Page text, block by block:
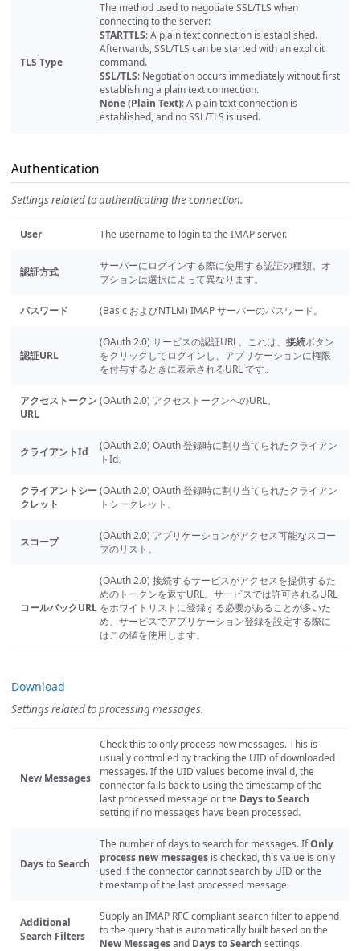
TLS Type
The method used to negotiate SSL/TLS when
connecting to the server:
STARTTLS: A plain text connection is established.
Afterwards, SSL/TLS can be started with an explicit
command.
SSL/TLS: Negotiation occurs immediately without first
establishing a plain text connection.
None (Plain Text): A plain text connection is
established, and no SSL/TLS is used.
Authentication
Settings related to authenticating the connection.
User The username to login to the IMAP server.
認証方式
サーバーにログインする際に使用する認証の種類。オ
プションは選択によって異なります。
パスワード (Basic およびNTLM) IMAP サーバーのパスワード。
認証URL
(OAuth 2.0) サービスの認証URL。これは、 接続ボタン
をクリックしてログインし、アプリケーションに権限
を付与するときに表示されるURL です。
アクセストークン
URL
(OAuth 2.0) アクセストークンへのURL。
クライアントId
(OAuth 2.0) OAuth 登録時に割り当てられたクライアン
トId。
クライアントシー
クレット
(OAuth 2.0) OAuth 登録時に割り当てられたクライアン
トシークレット。
スコープ
(OAuth 2.0) アプリケーションがアクセス可能なスコー
プのリスト。
コールバックURL
(OAuth 2.0) 接続するサービスがアクセスを提供するた
めのトークンを返すURL。サービスでは許可されるURL
をホワイトリストに登録する必要があることが多いた
め、サービスでアプリケーション登録を設定する際に
はこの値を使用します。
Download
Settings related to processing messages.
New Messages
Check this to only process new messages. This is
usually controlled by tracking the UID of downloaded
messages. If the UID values become invalid, the
connector falls back to using the timestamp of the
last processed message or the Days to Search
setting if no messages have been processed.
Days to Search
The number of days to search for messages. IfOnly
process new messages is checked, this value is only
used if the connector cannot search by UID or the
timestamp of the last processed message.
Additional
Search Filters
Supply an IMAP RFC compliant search filter to append
to the query that is automatically built based on the
New Messagesand Days to Search settings.